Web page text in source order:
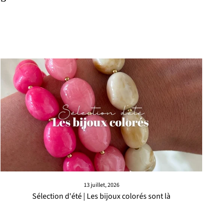
13 juillet, 2026
Sélection d'été | Les bijoux colorés sont là